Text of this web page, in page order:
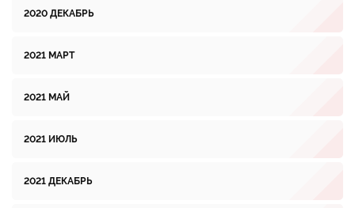
2020 ДЕКАБРЬ
2021 МАРТ
2021 МАЙ
2021 ИЮЛЬ
2021 ДЕКАБРЬ